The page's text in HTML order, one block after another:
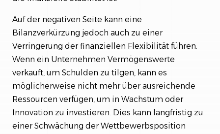
Auf der negativen Seite kann eine
Bilanzverkürzung jedoch auch zu einer
Verringerung der finanziellen Flexibilität führen.
Wenn ein Unternehmen Vermögenswerte
verkauft, um Schulden zu tilgen, kann es
möglicherweise nicht mehr über ausreichende
Ressourcen verfügen, um in Wachstum oder
Innovation zu investieren. Dies kann langfristig zu
einer Schwächung der Wettbewerbsposition